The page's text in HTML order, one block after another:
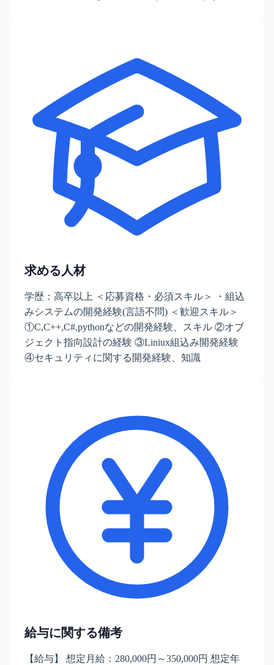
求める人材
学歴：高卒以上 ＜応募資格・必須スキル＞ ・組込
みシステムの開発経験(言語不問) ＜歓迎スキル＞
①C,C++,C#,pythonなどの開発経験、スキル ②オブ
ジェクト指向設計の経験 ③Liniux組込み開発経験
④セキュリティに関する開発経験、知識
給与に関する備考
【給与】 想定月給：280,000円～350,000円 想定年